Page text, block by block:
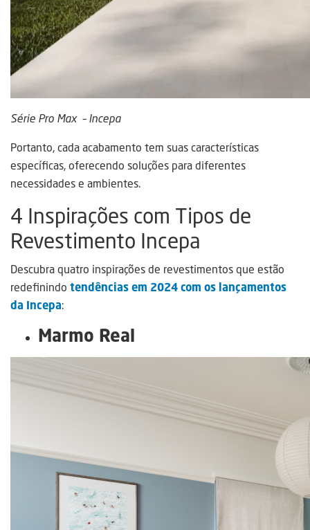
Série Pro Max – Incepa
Portanto, cada acabamento tem suas características
específicas, oferecendo soluções para diferentes
necessidades e ambientes.
4 Inspirações com Tipos de
Revestimento Incepa
Descubra quatro inspirações de revestimentos que estão
redefinindo tendências em 2024 com os lançamentos
da Incepa:
Marmo Real